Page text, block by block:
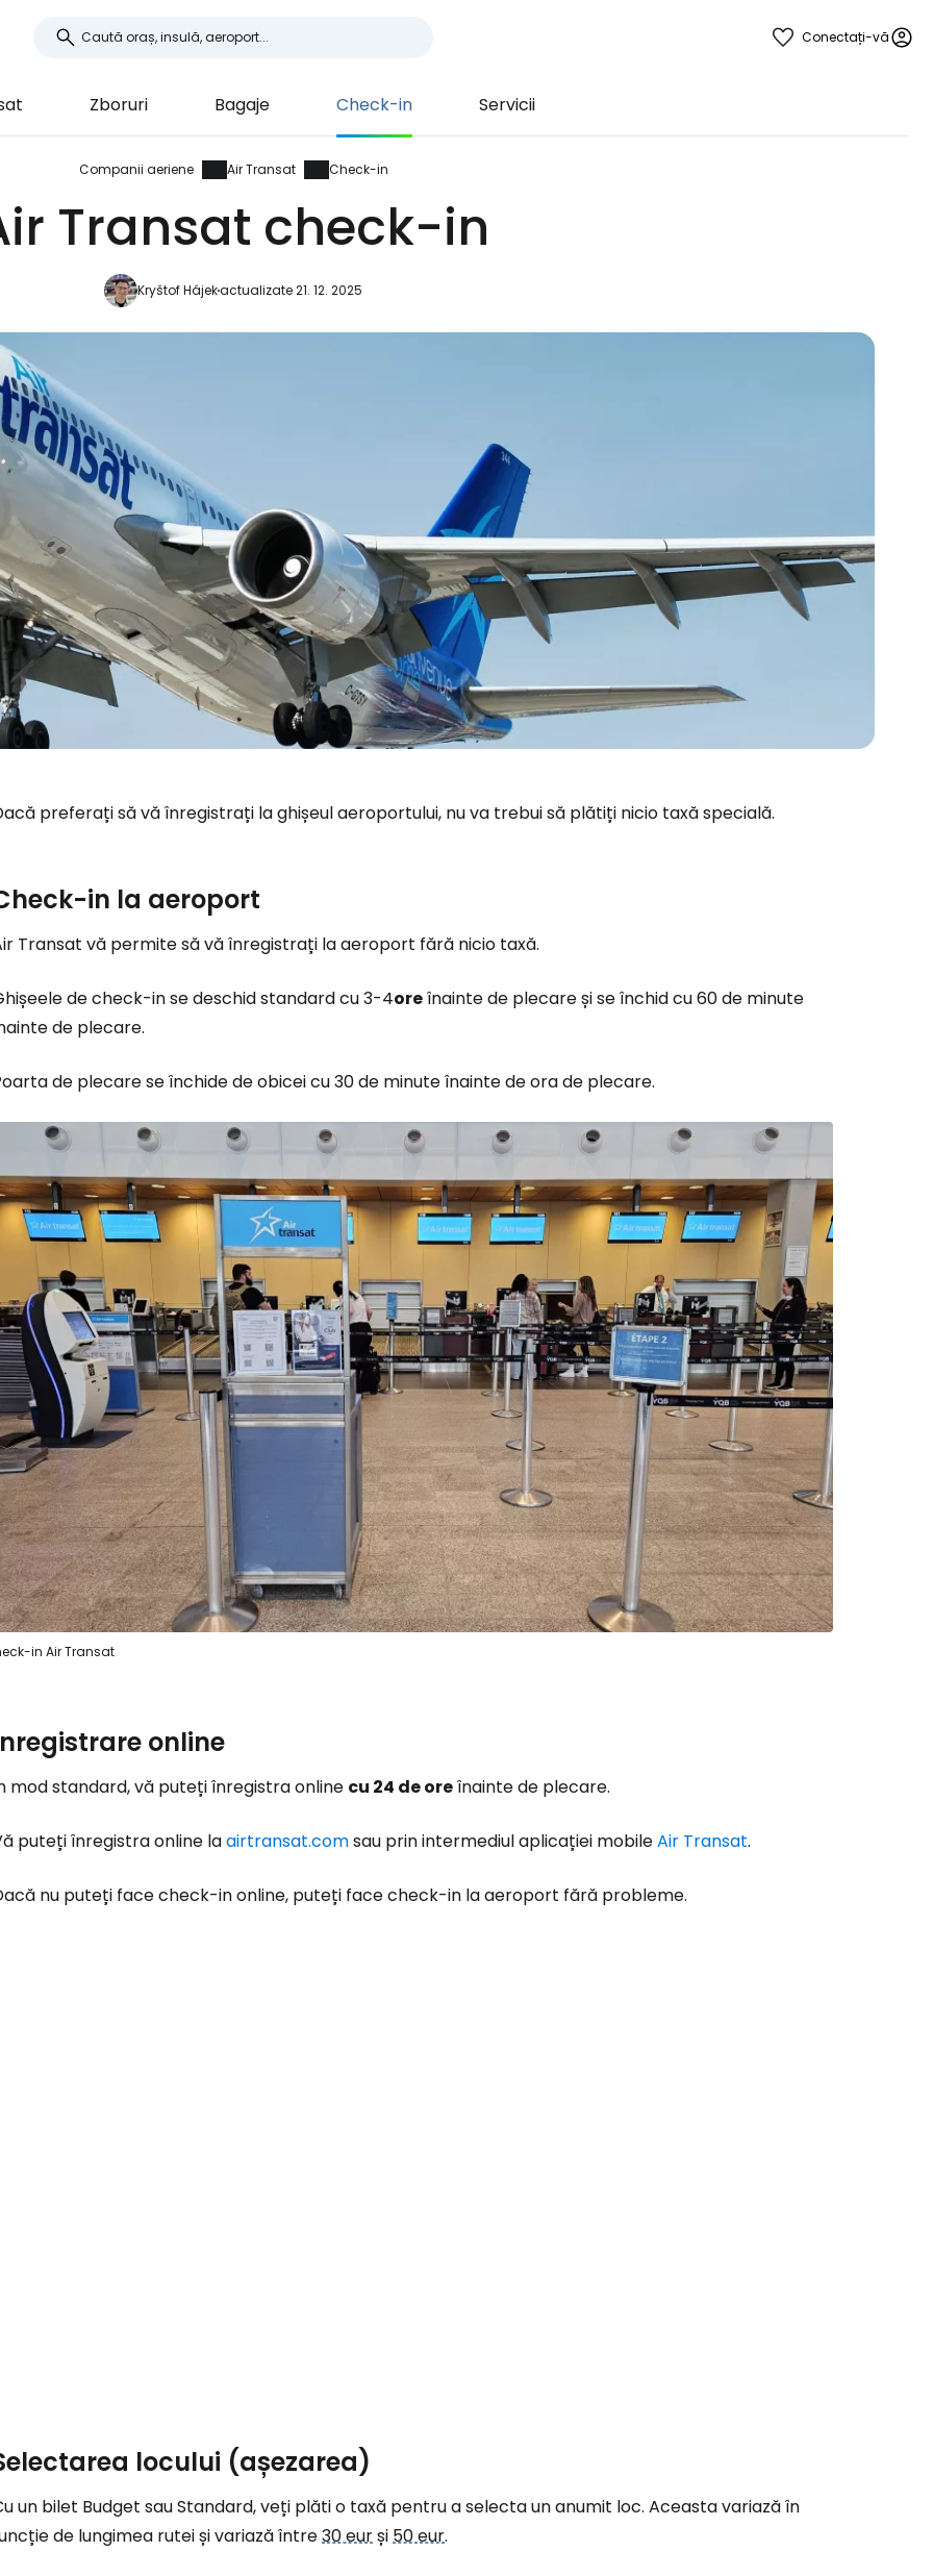
Conectați-vă
Zboruri Bagaje Check-in Servicii
Companii aeriene Air Transat Check-in
Transat check-in
Kryštof Hájekactualizate 21. 12. 2025
preferați să vă înregistrați la ghișeul aeroportului, nu va trebui să plătiți nicio taxă specială.
in la aeroport
Transat vă permite să vă înregistrați la aeroport fără nicio taxă.
de check-in se deschid standard cu 3-4oreînainte de plecare și se închid cu 60 de minute
de plecare.
de plecare se închide de obicei cu 30 de minute înainte de ora de plecare.
in Air Transat
online
mod standard, vă puteți înregistra online cu 24 de oreînainte de plecare.
puteți înregistra online laairtransat.comsau prin intermediul aplicației mobileAir Transat.
nu puteți face check-in online, puteți face check-in la aeroport fără probleme.
locului (așezarea)
un bilet Budget sau Standard, veți plăti o taxă pentru a selecta un anumit loc. Aceasta variază în
de lungimea rutei și variază între30 eurși 50 eur.
... comunitatea mondială a călătorilor
Continuați cu Google
Continuați cu Facebook